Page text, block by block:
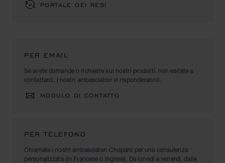
PORTALE DEI RESI
PER EMAIL
Se avete domande o richieste sui nostri prodotti, non esitate a
contattarci. I nostri ambasciatori vi risponderanno.
MODULO DI CONTATTO
PER TELEFONO
Chiamate i nostri ambasciatori Chopard per una consulenza
personalizzata (in Francese o Inglese). Da lunedì a venerdì, dalle